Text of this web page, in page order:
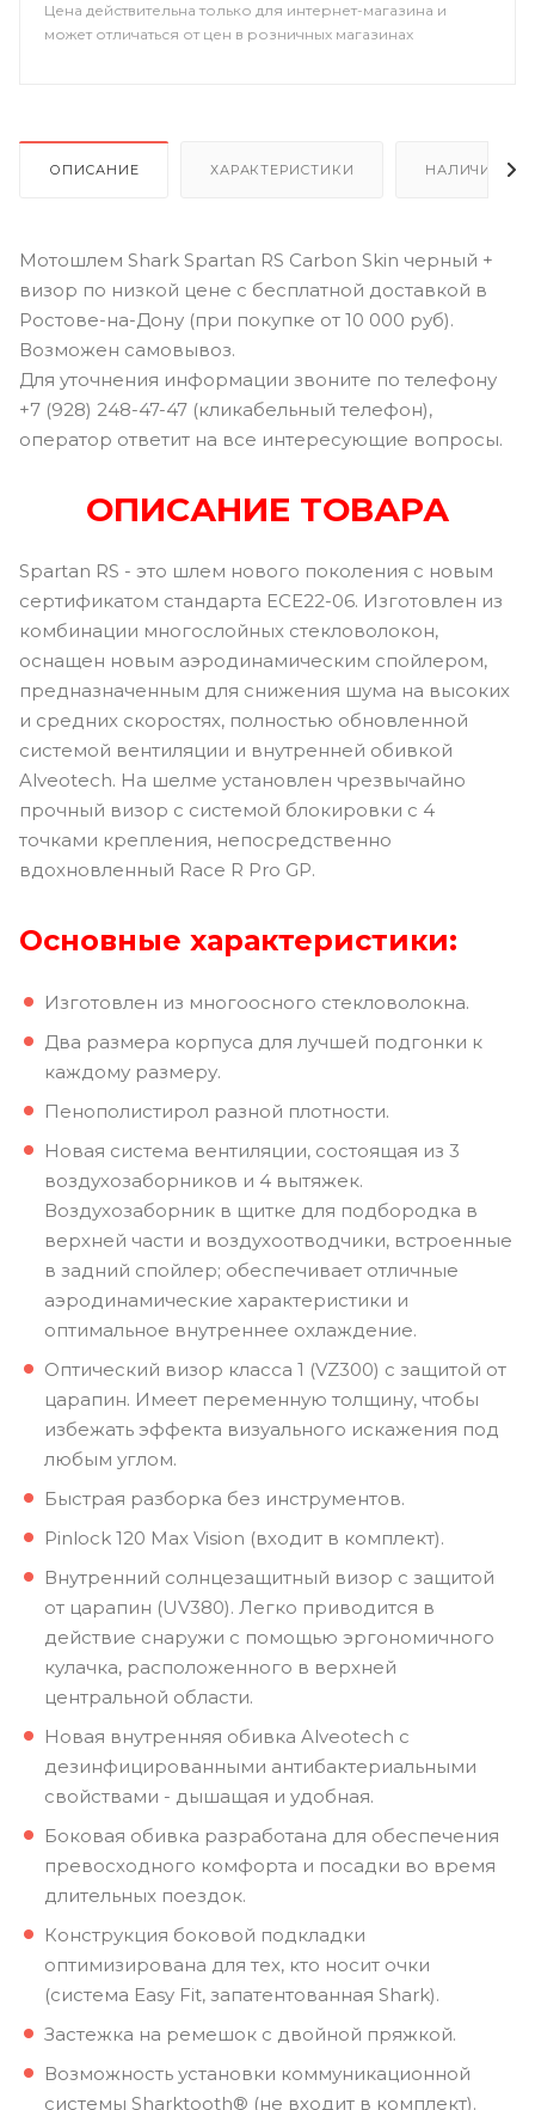
Цена действительна только для интернет-магазина и
может отличаться от цен в розничных магазинах
ОПИСАНИЕ ХАРАКТЕРИСТИКИ НАЛИЧИЕ В
Мотошлем Shark Spartan RS Carbon Skin черный +
визор по низкой цене с бесплатной доставкой в
Ростове-на-Дону (при покупке от 10 000 руб).
Возможен самовывоз.
Для уточнения информации звоните по телефону
+7 (928) 248-47-47 (кликабельный телефон),
оператор ответит на все интересующие вопросы.
ОПИСАНИЕ ТОВАРА
Spartan RS - это шлем нового поколения с новым
сертификатом стандарта ECE22-06. Изготовлен из
комбинации многослойных стекловолокон,
оснащен новым аэродинамическим спойлером,
предназначенным для снижения шума на высоких
и средних скоростях, полностью обновленной
системой вентиляции и внутренней обивкой
Alveotech. На шелме установлен чрезвычайно
прочный визор с системой блокировки с 4
точками крепления, непосредственно
вдохновленный Race R Pro GP.
Основные характеристики:
Изготовлен из многоосного стекловолокна.
Два размера корпуса для лучшей подгонки к
каждому размеру.
Пенополистирол разной плотности.
Новая система вентиляции, состоящая из 3
воздухозаборников и 4 вытяжек.
Воздухозаборник в щитке для подбородка в
верхней части и воздухоотводчики, встроенные
в задний спойлер; обеспечивает отличные
аэродинамические характеристики и
оптимальное внутреннее охлаждение.
Оптический визор класса 1 (VZ300) с защитой от
царапин. Имеет переменную толщину, чтобы
избежать эффекта визуального искажения под
любым углом.
Быстрая разборка без инструментов.
Pinlock 120 Max Vision (входит в комплект).
Внутренний солнцезащитный визор с защитой
от царапин (UV380). Легко приводится в
действие снаружи с помощью эргономичного
кулачка, расположенного в верхней
центральной области.
Новая внутренняя обивка Alveotech с
дезинфицированными антибактериальными
свойствами - дышащая и удобная.
Боковая обивка разработана для обеспечения
превосходного комфорта и посадки во время
длительных поездок.
Конструкция боковой подкладки
оптимизирована для тех, кто носит очки
(система Easy Fit, запатентованная Shark).
Застежка на ремешок с двойной пряжкой.
Возможность установки коммуникационной
системы Sharktooth® (не входит в комплект).